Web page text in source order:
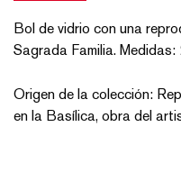
Bol de vidrio con una
Sagrada Familia. Medidas:
Origen de la colección:
en la Basílica, obra del